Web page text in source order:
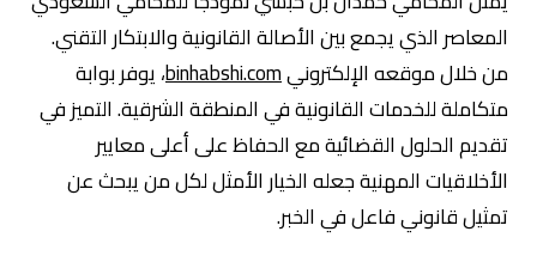
المعاصر الذي يجمع بين الأصالة القانونية والابتكار التقني.
من خلال موقعه الإلكترونيbinhabshi.com، يوفر بوابة
متكاملة للخدمات القانونية في المنطقة الشرقية. التميز في
تقديم الحلول القضائية مع الحفاظ على أعلى معايير
الأخلاقيات المهنية جعله الخيار الأمثل لكل من يبحث عن
تمثيل قانوني فاعل في الخبر.